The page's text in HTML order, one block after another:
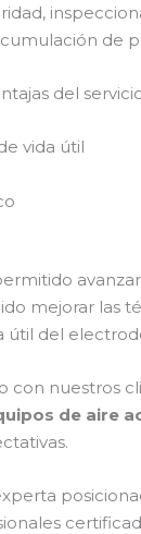
del
vida útil
mejorar las
útil del
con nuestros
de aire